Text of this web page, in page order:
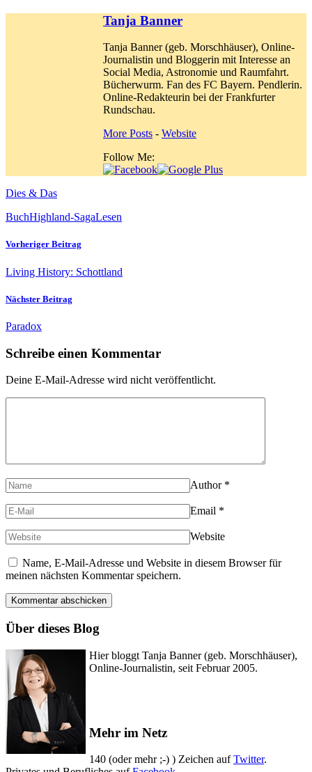
Tanja Banner
Tanja Banner (geb. Morschhäuser), Online-
Journalistin und Bloggerin mit Interesse an
Social Media, Astronomie und Raumfahrt.
Bücherwurm. Fan des FC Bayern. Pendlerin.
Online-Redakteurin bei der Frankfurter
Rundschau.
More Posts - Website
Follow Me:
Dies & Das
BuchHighland-SagaLesen
Vorheriger Beitrag
Living History: Schottland
Nächster Beitrag
Paradox
Schreibe einen Kommentar
Deine E-Mail-Adresse wird nicht veröffentlicht.
Author *
Email *
Website
Name, E-Mail-Adresse und Website in diesem Browser für
meinen nächsten Kommentar speichern.
Über dieses Blog
Hier bloggt Tanja Banner (geb. Morschhäuser),
Online-Journalistin, seit Februar 2005.
Mehr im Netz
140 (oder mehr ;-) ) Zeichen aufTwitter.